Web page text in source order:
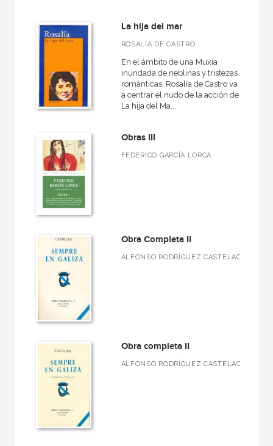
NUESTRAS COLECCIONES
Anverso
Arealonga - Letras galegas
Básica de bolsillo
Básica de Bolsillo  Alejo Carpentier. Narrativa completa
Básica de Bolsillo  Federico García Lorca. Obra completa
Básica de Bolsillo  Serie Clásicos de la lengua española
Básica de Bolsillo  Serie Clásicos de la literatura alemana
Básica de Bolsillo  Serie Clásicos de la literatura eslava
Básica de Bolsillo  Serie Clásicos de la literatura francesa
VER TODAS... (38)
NUESTROS FORMATOS
Cartoné
Rústica
La hija del mar
ROSALÍA DE CASTRO
En el ámbito de una Muxía
inundada de neblinas y tristezas
románticas, Rosalía de Castro va
a centrar el nudo de la acción de
La hija del Ma...
Obras III
FEDERICO GARCÍA LORCA
Obra Completa II
ALFONSO RODRÍGUEZ CASTELAO
Obra completa II
ALFONSO RODRÍGUEZ CASTELAO